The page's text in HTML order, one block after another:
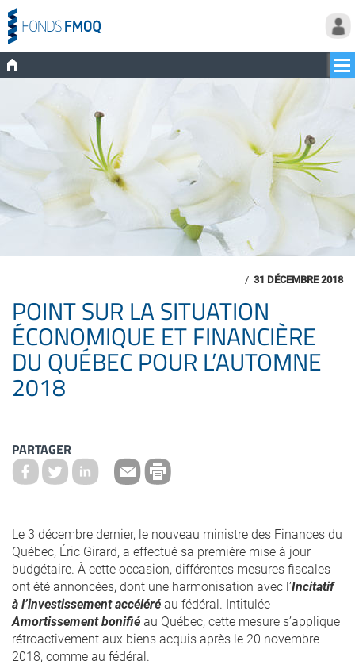
/ 31 DÉCEMBRE 2018
POINT SUR LA SITUATION
ÉCONOMIQUE ET FINANCIÈRE
DU QUÉBEC POUR L’AUTOMNE
2018
PARTAGER
Le 3 décembre dernier, le nouveau ministre des Finances du
Québec, Éric Girard, a effectué sa première mise à jour
budgétaire. À cette occasion, différentes mesures fiscales
ont été annoncées, dont une harmonisation avec l’Incitatif
à l’investissement accéléréau fédéral. Intitulée
Amortissement bonifiéau Québec, cette mesure s’applique
rétroactivement aux biens acquis après le 20 novembre
2018, comme au fédéral.